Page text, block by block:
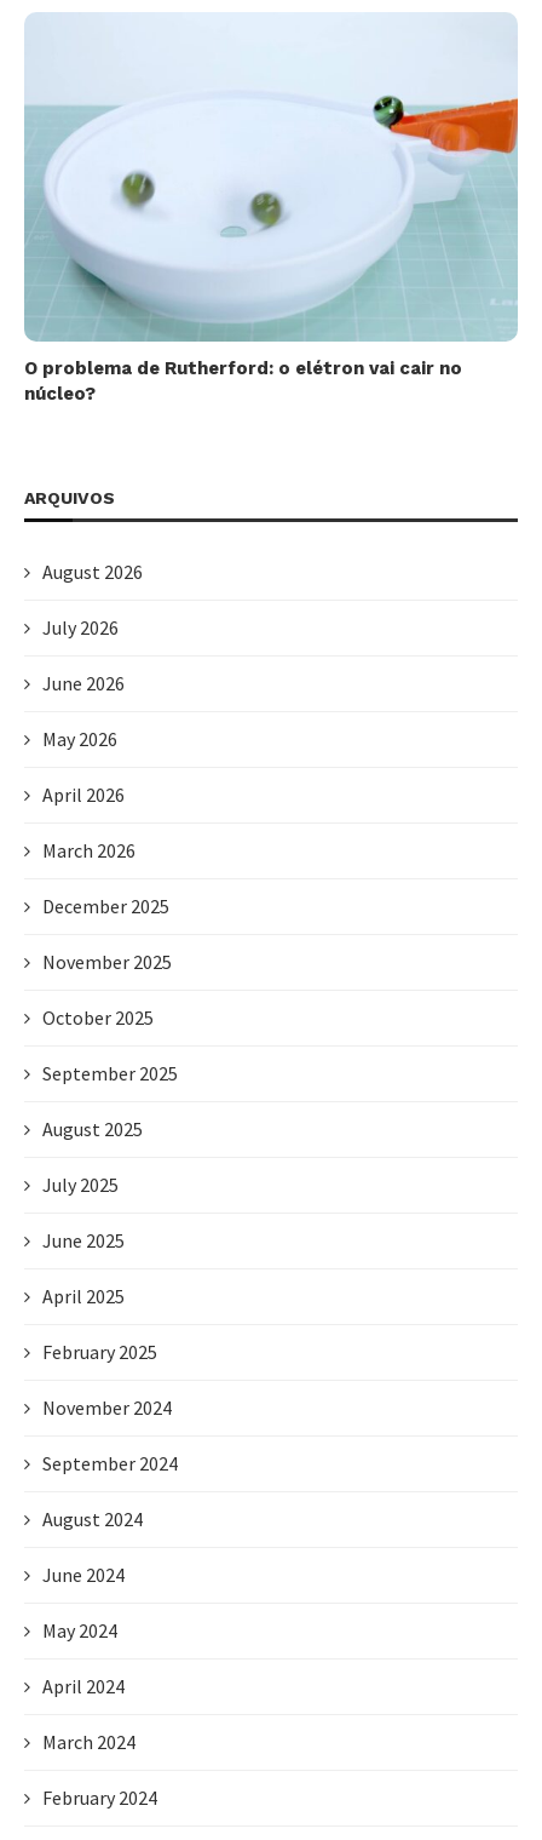
O problema de Rutherford: o elétron vai cair no
núcleo?
ARQUIVOS
August 2026
July 2026
June 2026
May 2026
April 2026
March 2026
December 2025
November 2025
October 2025
September 2025
August 2025
July 2025
June 2025
April 2025
February 2025
November 2024
September 2024
August 2024
June 2024
May 2024
April 2024
March 2024
February 2024